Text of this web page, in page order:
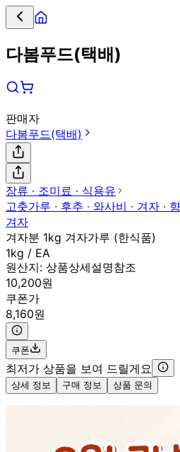
다봄푸드(택배)
판매자
다봄푸드(택배)
장류 ∙ 조미료 ∙ 식용유
고춧가루 ∙ 후추 ∙ 와사비 ∙ 겨자 ∙
겨자
겨자분 1kg 겨자가루 (한식품)
1kg / EA
원산지: 상품상세설명참조
10,200원
쿠폰가
8,160원
쿠폰
최저가 상품을 보여 드릴게요
상세 정보 구매 정보 상품 문의